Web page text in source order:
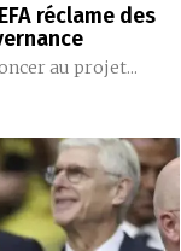
réclame des
au projet...